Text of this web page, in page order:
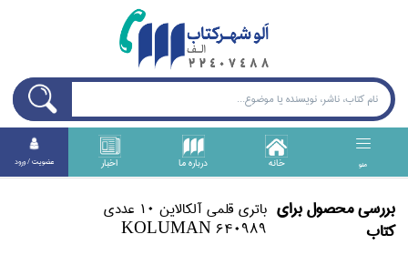
منو خانه درباره ما اخبار عضويت / ورود
بررسی محصول برای
كتاب
باتري ‌قلمي آلكالاين 10 عددي
KOLUMAN 640989